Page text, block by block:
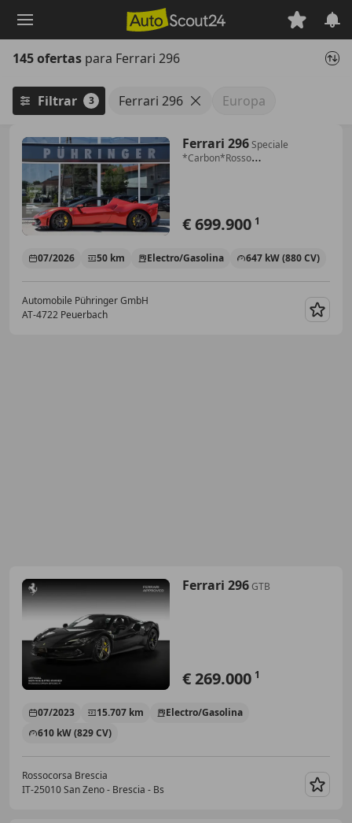
principal
145 ofertas para Ferrari 296
Filtrar 3 Ferrari 296 Europa
Ferrari 296Speciale
*Carbon*Rosso
€ 699.900 1
07/2026 50 km Electro/Gasolina 647 kW (880 CV)
Automobile Pühringer GmbH
AT-4722 Peuerbach
Ferrari 296GTB
€ 269.000 1
07/2023 15.707 km
Electro/Gasolina
610 kW (829 CV)
Rossocorsa Brescia
IT-25010 San Zeno - Brescia - Bs